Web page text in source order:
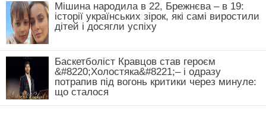
Мішина народила в 22, Брежнєва – в 19:
історії українських зірок, які самі виростили
дітей і досягли успіху
Баскетболіст Кравцов став героєм
&#8220;Холостяка&#8221;– і одразу
потрапив під вогонь критики через минуле:
що сталося